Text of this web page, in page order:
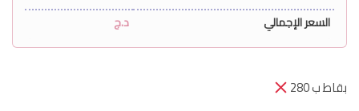
السعر الإجمالي
د.ج
بقاط ب 280